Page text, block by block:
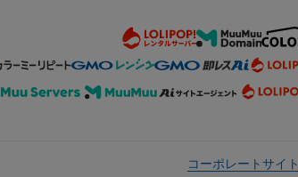
コーポレートサイト